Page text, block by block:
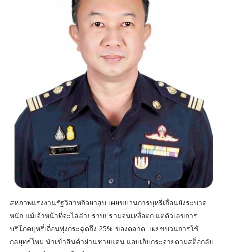
สหภาพแรงงานรัฐวิสาหกิจยาสูบ เผยขบวนการบุหรี่เถื่อนยังระบาด
หนัก แม้เจ้าหน้าที่จะไล่ล่าปราบปรามจนเหงื่อตก แต่ตัวเลขการ
บริโภคบุหรี่เถื่อนพุ่งกระฉูดถึง 25% ของตลาด เผยขบวนการใช้
กลยุทธ์ใหม่ นำเข้าสินค้าผ่านชายแดน แอบเก็บกระจายตามสต็อกลับ